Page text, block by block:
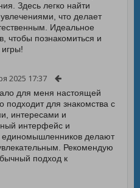
Здесь легко найти
что делает
Идеальное
чтобы познакомиться и
2025 17:37
для меня настоящей
подходит для знакомства с
интересами и
интерфейс и
единомышленников делают
Рекомендую
подход к